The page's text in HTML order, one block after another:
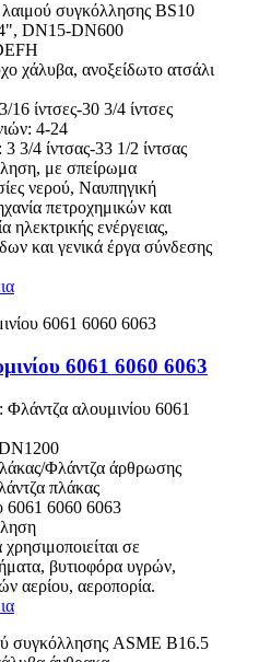
συγκόλλησης BS10
DN15-DN600
χάλυβα, ανοξείδωτο ατσάλι
16 ίντσες-30 3/4 ίντσες
4-24
3/4 ίντσας-33 1/2 ίντσας
με σπείρωμα
νερού, Ναυπηγική
πετροχημικών και
ηλεκτρικής ενέργειας,
και γενικά έργα σύνδεσης
6061 6060 6063
αλουμινίου 6061
Φλάντζα άρθρωσης
πλάκας
6061 6060 6063
σε
βυτιοφόρα υγρών,
αερίου, αεροπορία.